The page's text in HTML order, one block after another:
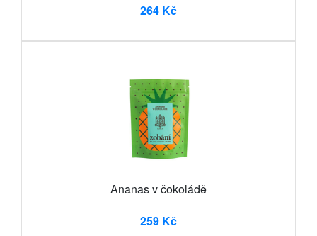
264 Kč
Ananas v čokoládě
259 Kč